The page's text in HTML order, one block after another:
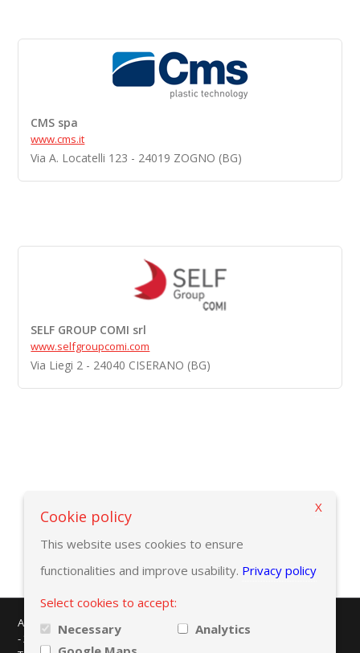
CMS spa
www.cms.it
Via A. Locatelli 123 - 24019 ZOGNO (BG)
SELF GROUP COMI srl
www.selfgroupcomi.com
Via Liegi 2 - 24040 CISERANO (BG)
Вернуться к критериям выбора
AMAPLAST - Centro Direzionale Milanofiori - Strada 1 - Palazzo F/3
- 20057 Assago (MI)
Cookie policy
This website uses cookies to ensure
functionalities and improve usability. Privacy policy
Select cookies to accept:
Necessary
Analytics
X